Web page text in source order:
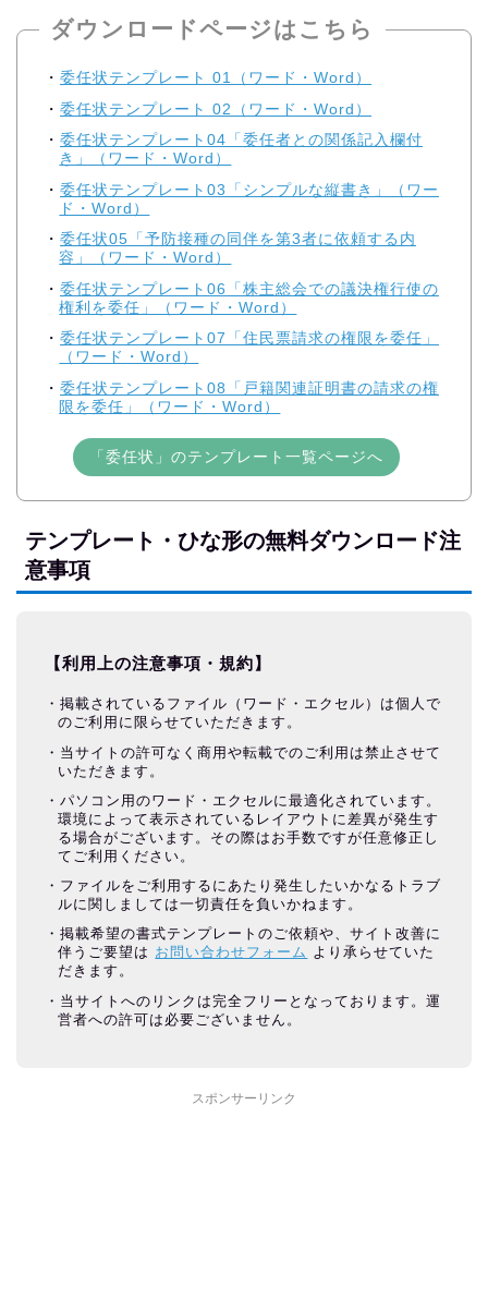
ダウンロードページはこちら
委任状テンプレート 01（ワード・Word）
委任状テンプレート 02（ワード・Word）
委任状テンプレート04「委任者との関係記入欄付
き」（ワード・Word）
委任状テンプレート03「シンプルな縦書き」（ワー
ド・Word）
委任状05「予防接種の同伴を第3者に依頼する内
容」（ワード・Word）
委任状テンプレート06「株主総会での議決権行使の
権利を委任」（ワード・Word）
委任状テンプレート07「住民票請求の権限を委任」
（ワード・Word）
委任状テンプレート08「戸籍関連証明書の請求の権
限を委任」（ワード・Word）
「委任状」のテンプレート一覧ページへ
テンプレート・ひな形の無料ダウンロード注
意事項
【利用上の注意事項・規約】
掲載されているファイル（ワード・エクセル）は個人で
のご利用に限らせていただきます。
当サイトの許可なく商用や転載でのご利用は禁止させて
いただきます。
パソコン用のワード・エクセルに最適化されています。
環境によって表示されているレイアウトに差異が発生す
る場合がございます。その際はお手数ですが任意修正し
てご利用ください。
ファイルをご利用するにあたり発生したいかなるトラブ
ルに関しましては一切責任を負いかねます。
掲載希望の書式テンプレートのご依頼や、サイト改善に
伴うご要望は お問い合わせフォーム より承らせていた
だきます。
当サイトへのリンクは完全フリーとなっております。運
営者への許可は必要ございません。
スポンサーリンク